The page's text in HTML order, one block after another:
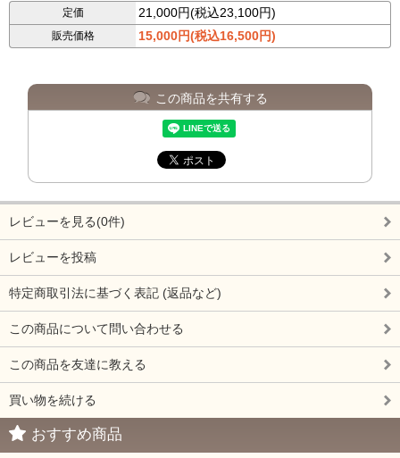
定価 21,000円(税込23,100円)
販売価格 15,000円(税込16,500円)
この商品を共有する
レビューを見る(0件)
レビューを投稿
特定商取引法に基づく表記 (返品など)
この商品について問い合わせる
この商品を友達に教える
買い物を続ける
おすすめ商品